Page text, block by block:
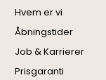
Hvem er vi
Åbningstider
Job & Karrierer
Prisgaranti